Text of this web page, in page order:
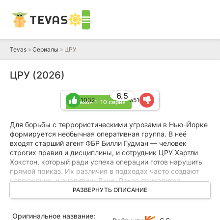
TEVAS
Tevas » Сериалы » ЦРУ
ЦРУ (2026)
1 сезон 1-10 серия
6.5
1032 551
Для борьбы с террористическими угрозами в Нью-Йорке
формируется необычная оперативная группа. В неё
входят старший агент ФБР Билли Гудман — человек
строгих правил и дисциплины, и сотрудник ЦРУ Хартли
Хокстон, который ради успеха операции готов нарушить
прямой приказ. Их различия в подходах часто создают
напряжение, и аналитику Джин Рохас приходится
приложить немало усилий, чтобы сохранить в команде
рабочий настрой.
Когда неизвестный злоумышленник похищает секретную
РАЗВЕРНУТЬ ОПИСАНИЕ
Оригинальное название: